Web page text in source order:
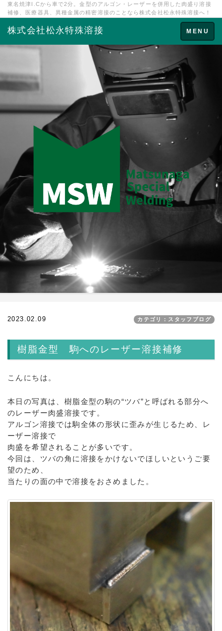
東名焼津I.Cから車で2分。金型のアルゴン・レーザーを併用した肉盛り溶接
補修、医療器具、異種金属の精密溶接のことなら株式会社松永特殊溶接へ！
Toggle
navigation
MENU
株式会社松永特殊溶接
2023.02.09 カテゴリ：スタッフブログ
樹脂金型 駒へのレーザー溶接補修
こんにちは。
本日の写真は、樹脂金型の駒の“ツバ”と呼ばれる部分へ
のレーザー肉盛溶接です。
アルゴン溶接では駒全体の形状に歪みが生じるため、レ
ーザー溶接で
肉盛を希望されることが多いです。
今回は、ツバの角に溶接をかけないでほしいというご要
望のため、
当たりの面の中で溶接をおさめました。